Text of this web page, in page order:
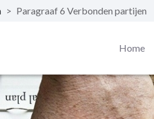
> Paragraaf 6 Verbonden partijen
Home